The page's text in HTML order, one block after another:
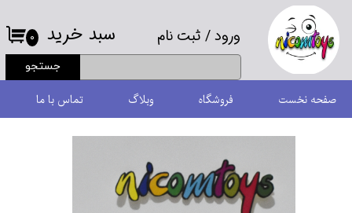
ورود/ ثبت نام
حساب کاربری من
تغییر گذر واژه
سفارشات
جستجو
۰ سبد خرید
صفحه نخست فروشگاه وبلاگ تماس با ما